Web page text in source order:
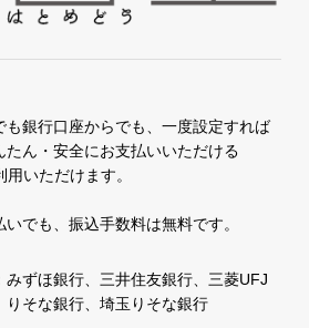
も銀行口座からでも、一度設定すれば
たん・安全にお支払いいただける
用いただけます。
でも、振込手数料は無料です。
ずほ銀行、三井住友銀行、三菱UFJ
りそな銀行、埼玉りそな銀行